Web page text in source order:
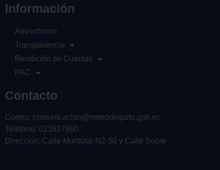
Información
Antisoborno
Transparencia
Rendición de Cuentas
PAC
Contacto
Correo: comunicacion@metrodequito.gob.ec
Teléfono: 023827860
Dirección: Calle Montúfar N2-50 y Calle Sucre